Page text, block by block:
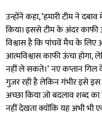
उन्होंने कहा, ‘हमारी टीम ने
किया। इससे टीम के अंदर काफी
विश्वास है कि पांचवें मैच के
आत्मविश्वास काफी ऊंचा
नहीं ले सकते।‘ नए कप्तान
गुजर रही है लेकिन गंभीर इसे
अच्छा किया जो बदलाव शब्द
नहीं देखता क्योंकि यह अभी भी